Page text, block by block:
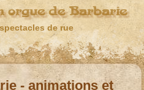
orgue de Barbarie
de rue
- animations et